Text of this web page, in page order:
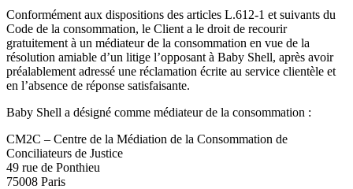
Conformément aux dispositions des articles L.612-1 et suivants du
Code de la consommation, le Client a le droit de recourir
gratuitement à un médiateur de la consommation en vue de la
résolution amiable d’un litige l’opposant à Baby Shell, après avoir
préalablement adressé une réclamation écrite au service clientèle et
en l’absence de réponse satisfaisante.
Baby Shell a désigné comme médiateur de la consommation :
CM2C – Centre de la Médiation de la Consommation de
Conciliateurs de Justice
49 rue de Ponthieu
75008 Paris